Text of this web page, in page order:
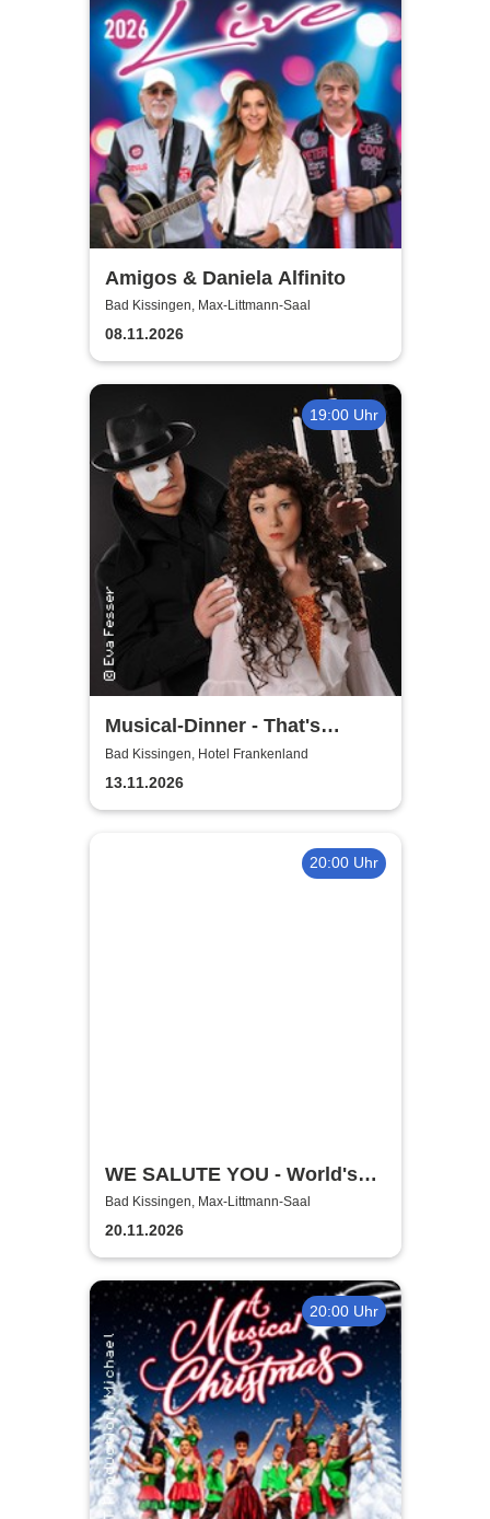
Amigos & Daniela Alfinito
Bad Kissingen, Max-Littmann-Saal
08.11.2026
19:00 Uhr
Musical-Dinner - That's
Entertainment
Bad Kissingen, Hotel Frankenland
13.11.2026
20:00 Uhr
WE SALUTE YOU - World's
biggest Tribute to AC/DC
Bad Kissingen, Max-Littmann-Saal
20.11.2026
20:00 Uhr